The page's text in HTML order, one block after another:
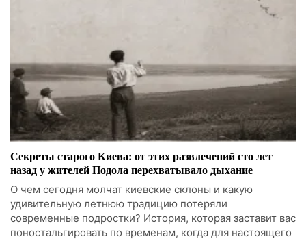
Секреты старого Киева: от этих развлечений сто лет
назад у жителей Подола перехватывало дыхание
О чем сегодня молчат киевские склоны и какую
удивительную летнюю традицию потеряли
современные подростки? История, которая заставит вас
поностальгировать по временам, когда для настоящего